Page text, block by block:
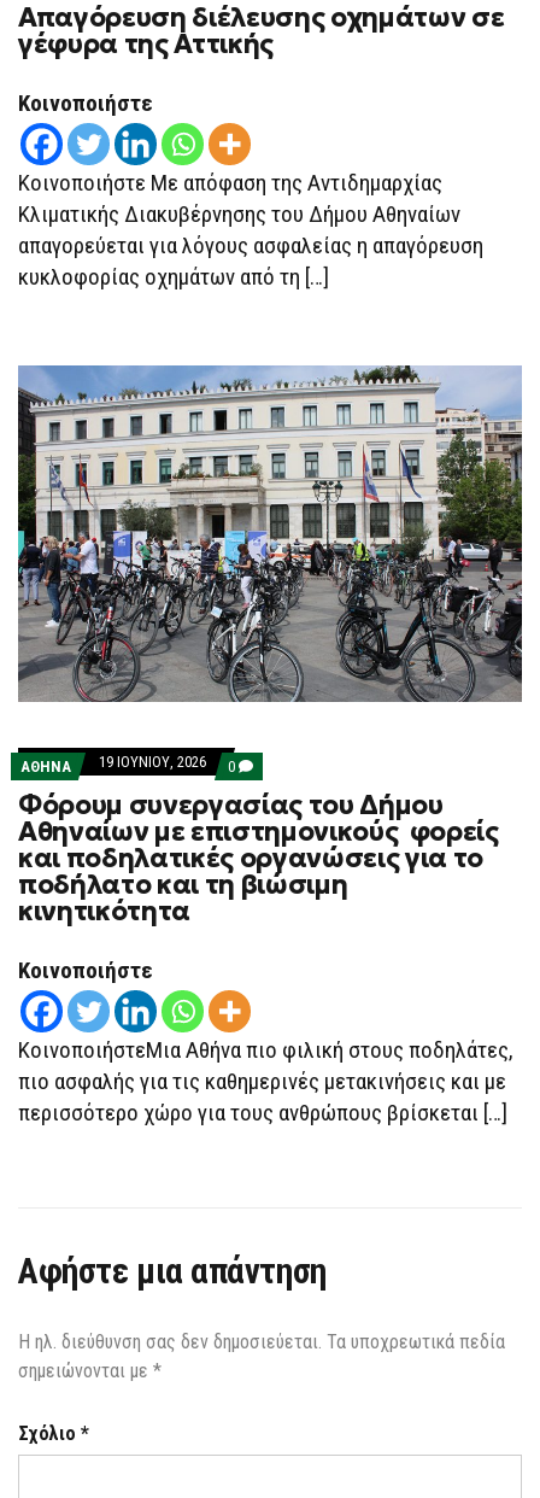
ΑΠΑΓΌΡΕΥΣΗ
ΔΙΈΛΕΥΣΗΣ
ΟΧΗΜΆΤΩΝ
Απαγόρευση διέλευσης οχημάτων σε
γέφυρα της Αττικής
Κοινοποιήστε
Κοινοποιήστε Με απόφαση της Αντιδημαρχίας
Κλιματικής Διακυβέρνησης του Δήμου Αθηναίων
απαγορεύεται για λόγους ασφαλείας η απαγόρευση
κυκλοφορίας οχημάτων από τη […]
ΑΘΗΝΑ 19 ΙΟΥΝΊΟΥ, 2026 0 COMMENTS
ON
ΦΌΡΟΥΜ
ΣΥΝΕΡΓΑΣΊΑΣ
ΤΟΥ
ΔΉΜΟΥ
ΑΘΗΝΑΊΩΝ
ΜΕ
ΓΙΑ
ΤΟ
ΠΟΔΉΛΑΤΟ
ΚΑΙ
ΤΗ
ΒΙΏΣΙΜΗ
ΚΙΝΗΤΙΚΌΤΗΤΑ
Φόρουμ συνεργασίας του Δήμου
Αθηναίων με επιστημονικούς φορείς
και ποδηλατικές οργανώσεις για το
ποδήλατο και τη βιώσιμη
κινητικότητα
Κοινοποιήστε
ΚοινοποιήστεΜια Αθήνα πιο φιλική στους ποδηλάτες,
πιο ασφαλής για τις καθημερινές μετακινήσεις και με
περισσότερο χώρο για τους ανθρώπους βρίσκεται […]
Αφήστε μια απάντηση
Η ηλ. διεύθυνση σας δεν δημοσιεύεται. Τα υποχρεωτικά πεδία
σημειώνονται με *
Σχόλιο *